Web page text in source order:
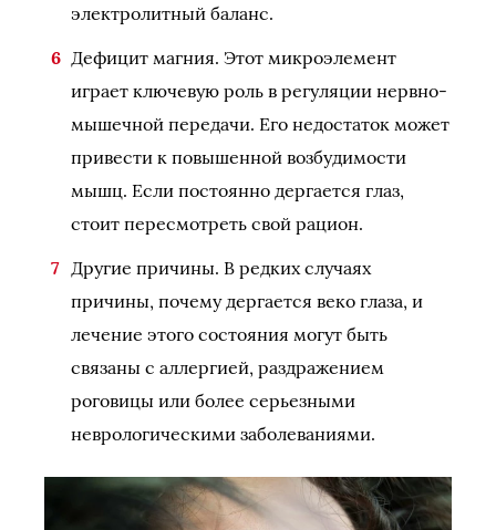
электролитный баланс.
Дефицит магния. Этот микроэлемент
играет ключевую роль в регуляции нервно-
мышечной передачи. Его недостаток может
привести к повышенной возбудимости
мышц. Если постоянно дергается глаз,
стоит пересмотреть свой рацион.
Другие причины. В редких случаях
причины, почему дергается веко глаза, и
лечение этого состояния могут быть
связаны с аллергией, раздражением
роговицы или более серьезными
неврологическими заболеваниями.